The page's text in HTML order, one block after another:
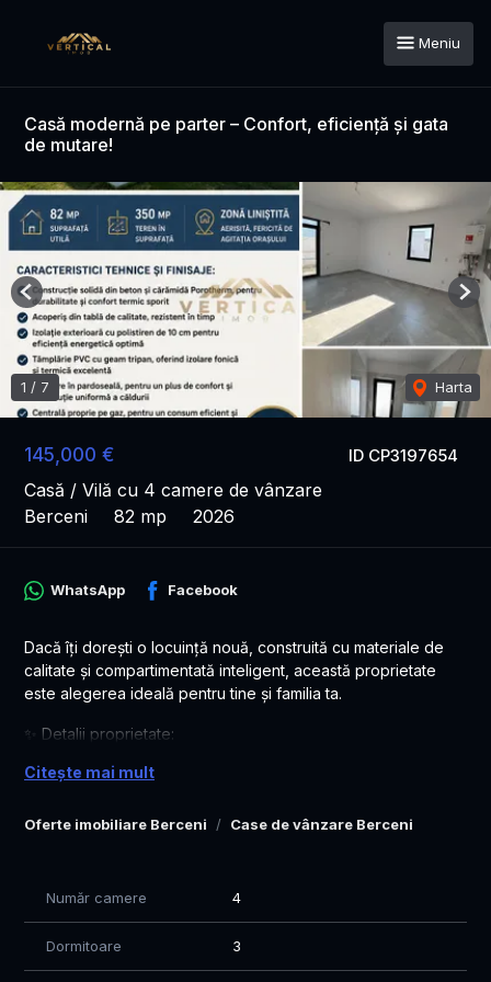
Meniu
Casă modernă pe parter – Confort, eficiență și gata
de mutare!
ID CP3197654
145,000 €
Casă / Vilă cu 4 camere de vânzare
Berceni
82 mp 2026
1 / 7 Harta
Previous
Oferte imobiliare Berceni Case de vânzare Berceni
WhatsApp Facebook
Dacă îți dorești o locuință nouă, construită cu materiale de
calitate și compartimentată inteligent, această proprietate
este alegerea ideală pentru tine și familia ta.
✨ Detalii proprietate:
🌿 Teren: 350 mp – spațiu perfect pentru grădină, terasă sau
📍 Amplasată într-o zonă liniștită, aerisită, departe de agitația
🔑 Compartimentare
✔ 2 dormitoare spațioase
✔ Baie complet utilată
Citește mai mult
Număr camere 4
Dormitoare 3